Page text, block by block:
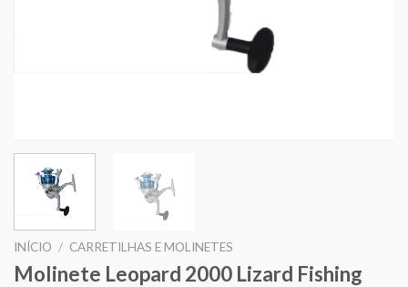
INÍCIO / CARRETILHAS E MOLINETES
Molinete Leopard 2000 Lizard Fishing